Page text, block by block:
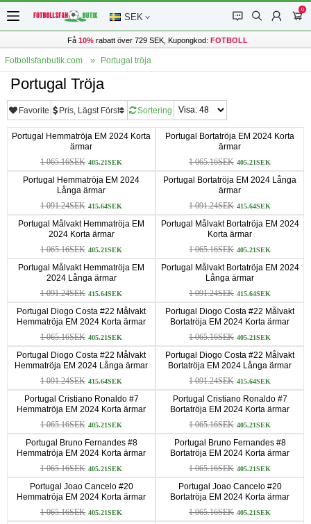
SEK 󰂱 󰂨 󰃳
0
󰃦
Få 10%rabatt över 729 SEK, Kupongkod: FOTBOLL
Fotbollsfanbutik.com Portugal tröja
Portugal Tröja
Favorite Pris, Lägst Först Sortering
Portugal Hemmatröja EM 2024 Korta
ärmar
1 065.16SEK 405.21SEK
Portugal Bortatröja EM 2024 Korta
ärmar
1 065.16SEK 405.21SEK
Portugal Hemmatröja EM 2024
Långa ärmar
1 091.24SEK 415.64SEK
Portugal Bortatröja EM 2024 Långa
ärmar
1 091.24SEK 415.64SEK
Portugal Målvakt Hemmatröja EM
2024 Korta ärmar
1 065.16SEK 405.21SEK
Portugal Målvakt Bortatröja EM 2024
Korta ärmar
1 065.16SEK 405.21SEK
Portugal Målvakt Hemmatröja EM
2024 Långa ärmar
1 091.24SEK 415.64SEK
Portugal Målvakt Bortatröja EM 2024
Långa ärmar
1 091.24SEK 415.64SEK
Portugal Diogo Costa #22 Målvakt
Hemmatröja EM 2024 Korta ärmar
1 065.16SEK 405.21SEK
Portugal Diogo Costa #22 Målvakt
Bortatröja EM 2024 Korta ärmar
1 065.16SEK 405.21SEK
Portugal Diogo Costa #22 Målvakt
Hemmatröja EM 2024 Långa ärmar
1 091.24SEK 415.64SEK
Portugal Diogo Costa #22 Målvakt
Bortatröja EM 2024 Långa ärmar
1 091.24SEK 415.64SEK
Portugal Cristiano Ronaldo #7
Hemmatröja EM 2024 Korta ärmar
1 065.16SEK 405.21SEK
Portugal Cristiano Ronaldo #7
Bortatröja EM 2024 Korta ärmar
1 065.16SEK 405.21SEK
Portugal Bruno Fernandes #8
Hemmatröja EM 2024 Korta ärmar
1 065.16SEK 405.21SEK
Portugal Bruno Fernandes #8
Bortatröja EM 2024 Korta ärmar
1 065.16SEK 405.21SEK
Portugal Joao Cancelo #20
Hemmatröja EM 2024 Korta ärmar
1 065.16SEK 405.21SEK
Portugal Joao Cancelo #20
Bortatröja EM 2024 Korta ärmar
1 065.16SEK 405.21SEK